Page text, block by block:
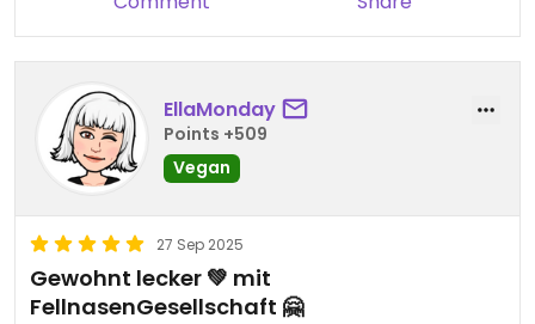
EllaMonday
Points +509
Vegan
27 Sep 2025
Gewohnt lecker 💚 mit
FellnasenGesellschaft 🤗